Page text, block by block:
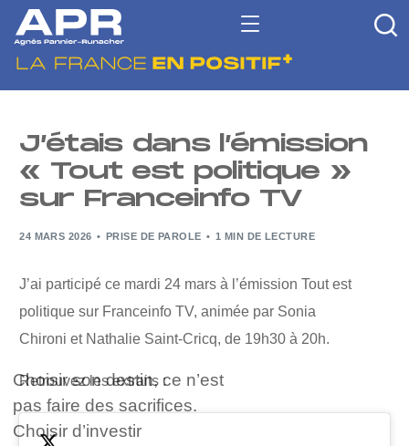
J’étais dans l’émission
« Tout est politique »
sur Franceinfo TV
24 MARS 2026 PRISE DE PAROLE 1 MIN DE LECTURE
J’ai participé ce mardi 24 mars à l’émission Tout est
politique sur Franceinfo TV, animée par Sonia
Chironi et Nathalie Saint-Cricq, de 19h30 à 20h.
Retrouvez les extraits :
Choisir son destin, ce n’est
pas faire des sacrifices.
Choisir d’investir